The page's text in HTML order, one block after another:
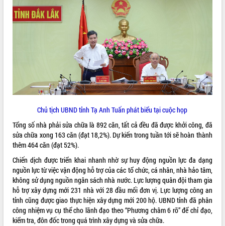
Trình diễn nghệ thuật chế biến các
món ăn từ sầu riêng
Đắk Lắk công bố Quy hoạch và xúc
Ngành cá ngừ Đắk Lắk chủ động thích
ứng để giữ vững thị trường xuất khẩu
Diễn đàn Kinh tế tư nhân Việt Nam đột
phá cơ chế - Hợp tác công tư
Đề án 06 tạo bước ngoặt đột phá trong
cải cách hành chính tỉnh Đắk Lắk
Kết nối tour, đẩy mạnh chuyển đổi số
để phát triển du lịch Đắk Lắk
Khởi động Dự án Đầu tư xây dựng hạ
Tiến
Gặp mặt các cơ quan báo chí nhân Kỷ
niệm 101 năm Ngày Báo chí Cách
mạng Việt Nam
Đắk Lắk sơ kết 4 năm triển khai thực
hiện Đề án 06 của Chính phủ
Chủ tịch UBND tỉnh Tạ Anh Tuấn phát biểu tại cuộc họp
Tổng số nhà phải sửa chữa là 892 căn, tất cả đều đã được khởi công, đã
sửa chữa xong 163 căn (đạt 18,2%). Dự kiến trong tuần tới sẽ hoàn thành
thêm 464 căn (đạt 52%).
Chiến dịch được triển khai nhanh nhờ sự huy động nguồn lực đa dạng
nguồn lực từ việc vận động hỗ trợ của các tổ chức, cá nhân, nhà hảo tâm,
không sử dụng nguồn ngân sách nhà nước. Lực lượng quân đội tham gia
hỗ trợ xây dựng mới 231 nhà với 28 đầu mối đơn vị. Lực lượng công an
tỉnh cũng được giao thực hiện xây dựng mới 200 hộ. UBND tỉnh đã phân
công nhiệm vụ cụ thể cho lãnh đạo theo “Phương châm 6 rõ” để chỉ đạo,
kiểm tra, đôn đốc trong quá trình xây dựng và sửa chữa.